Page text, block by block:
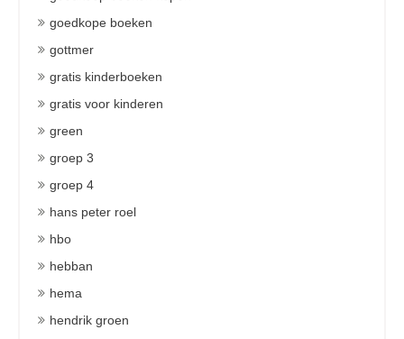
goedkope boeken
gottmer
gratis kinderboeken
gratis voor kinderen
green
groep 3
groep 4
hans peter roel
hbo
hebban
hema
hendrik groen